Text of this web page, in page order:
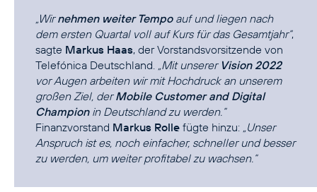
„Wirnehmen weiter Tempoauf und liegen nach
dem ersten Quartal voll auf Kurs für das Gesamtjahr“,
sagte Markus Haas, der Vorstandsvorsitzende von
Telefónica Deutschland. „Mit unserer Vision 2022
vor Augen arbeiten wir mit Hochdruck an unserem
großen Ziel, derMobile Customer and Digital
Championin Deutschland zu werden.“
Finanzvorstand Markus Rolle fügte hinzu: „Unser
Anspruch ist es, noch einfacher, schneller und besser
zu werden, um weiter profitabel zu wachsen.“